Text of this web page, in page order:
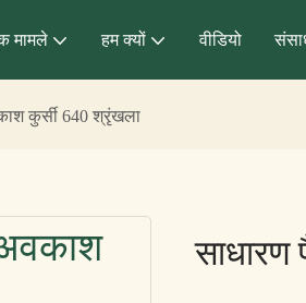
मामले हम क्यों वीडियो
कुर्सी 640 श्रृंखला